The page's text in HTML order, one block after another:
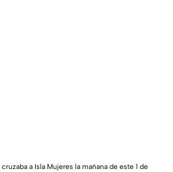
a Isla Mujeres la mañana de este 1 de